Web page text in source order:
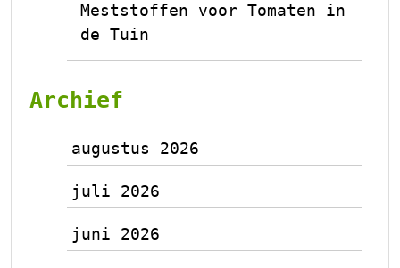
Meststoffen voor Tomaten in
de Tuin
Archief
augustus 2026
juli 2026
juni 2026